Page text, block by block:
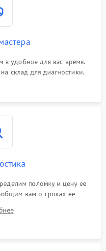
в удобное для вас время.
склад для диагностики.
поломку и цену ее
вам о сроках ее